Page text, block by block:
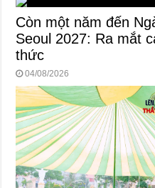
Còn một năm đến
Seoul 2027: Ra mắt
thức
04/08/2026